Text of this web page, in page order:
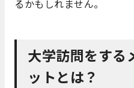
るかもしれません。
大学訪問をする
ットとは？